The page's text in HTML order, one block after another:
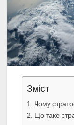
Зміст
Чому
Що таке